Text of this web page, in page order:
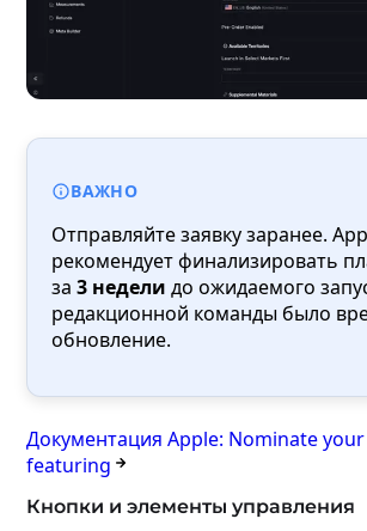
ВАЖНО
Отправляйте заявку заранее.
рекомендует финализировать
за3 недели до ожидаемого
редакционной команды было
обновление.
Документация Apple: Nominate
featuring
Кнопки и элементы управления